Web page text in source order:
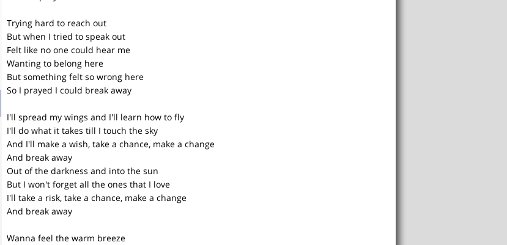
Trying hard to reach out
But when I tried to speak out
Felt like no one could hear me
Wanting to belong here
But something felt so wrong here
So I prayed I could break away
I'll spread my wings and I'll learn how to fly
I'll do what it takes till I touch the sky
And I'll make a wish, take a chance, make a change
And break away
Out of the darkness and into the sun
But I won't forget all the ones that I love
I'll take a risk, take a chance, make a change
And break away
Wanna feel the warm breeze